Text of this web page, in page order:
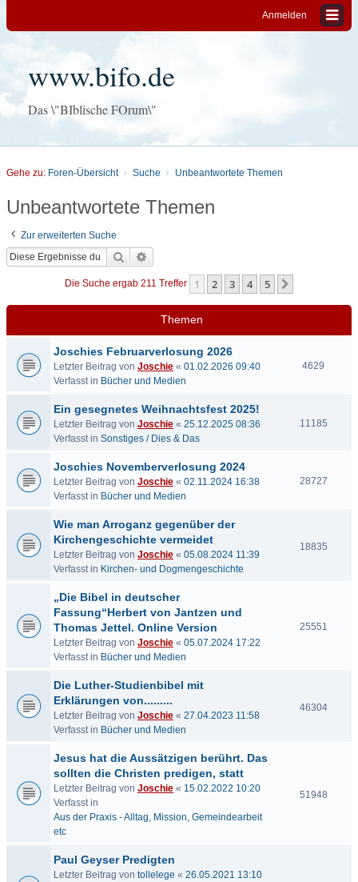
Anmelden
www.bifo.de
Das \"BIblische FOrum\"
Gehe zu: Foren-Übersicht Suche Unbeantwortete Themen
Unbeantwortete Themen
Zur erweiterten Suche
Suche
Die Suche ergab 211 Treffer 1 2 3 4 5
Themen
Joschies Februarverlosung 2026
Letzter Beitrag von Joschie « 01.02.2026 09:40
Verfasst in Bücher und Medien
4629
Ein gesegnetes Weihnachtsfest 2025!
Letzter Beitrag von Joschie « 25.12.2025 08:36
Verfasst in Sonstiges / Dies & Das
11185
Joschies Novemberverlosung 2024
Letzter Beitrag von Joschie « 02.11.2024 16:38
Verfasst in Bücher und Medien
28727
Wie man Arroganz gegenüber der
Kirchengeschichte vermeidet
Letzter Beitrag von Joschie « 05.08.2024 11:39
Verfasst in Kirchen- und Dogmengeschichte
18835
„Die Bibel in deutscher
Fassung“Herbert von Jantzen und
Thomas Jettel. Online Version
Letzter Beitrag von Joschie « 05.07.2024 17:22
Verfasst in Bücher und Medien
25551
Die Luther-Studienbibel mit
Erklärungen von.........
Letzter Beitrag von Joschie « 27.04.2023 11:58
Verfasst in Bücher und Medien
46304
Jesus hat die Aussätzigen berührt. Das
sollten die Christen predigen, statt
Letzter Beitrag von Joschie « 15.02.2022 10:20
Verfasst in
Aus der Praxis - Alltag, Mission, Gemeindearbeit
etc
51948
Paul Geyser Predigten
Letzter Beitrag von tollelege « 26.05.2021 13:10